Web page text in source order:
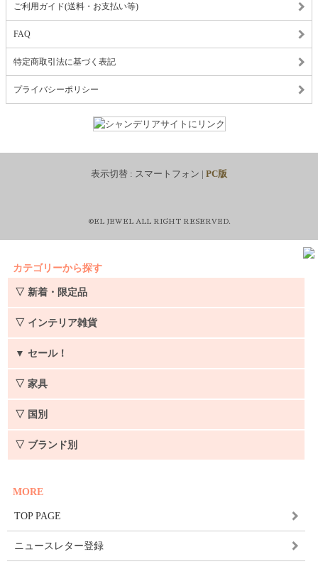
ご利用ガイド(送料・お支払い等)
FAQ
特定商取引法に基づく表記
プライバシーポリシー
表示切替 : スマートフォン | PC版
©EL JEWEL ALL RIGHT RESERVED.
カテゴリーから探す
▽ 新着・限定品
▽ インテリア雑貨
▼ セール！
▽ 家具
▽ 国別
▽ ブランド別
MORE
TOP PAGE
ニュースレター登録